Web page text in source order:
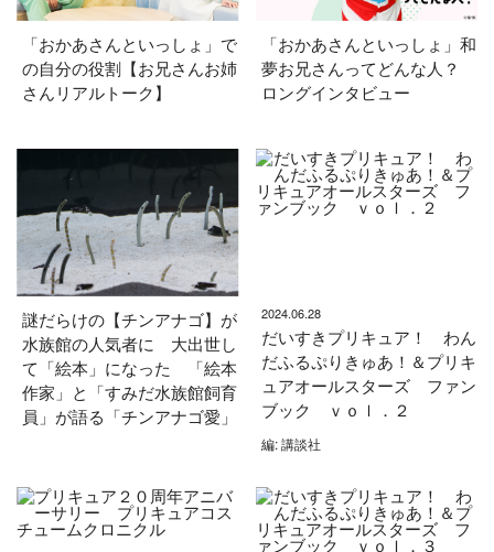
「おかあさんといっしょ」で
の自分の役割【お兄さんお姉
さんリアルトーク】
「おかあさんといっしょ」和
夢お兄さんってどんな人？
ロングインタビュー
謎だらけの【チンアナゴ】が
水族館の人気者に 大出世し
て「絵本」になった 「絵本
作家」と「すみだ水族館飼育
員」が語る「チンアナゴ愛」
2024.06.28
だいすきプリキュア！ わん
だふるぷりきゅあ！＆プリキ
ュアオールスターズ ファン
ブック ｖｏｌ．２
編: 講談社